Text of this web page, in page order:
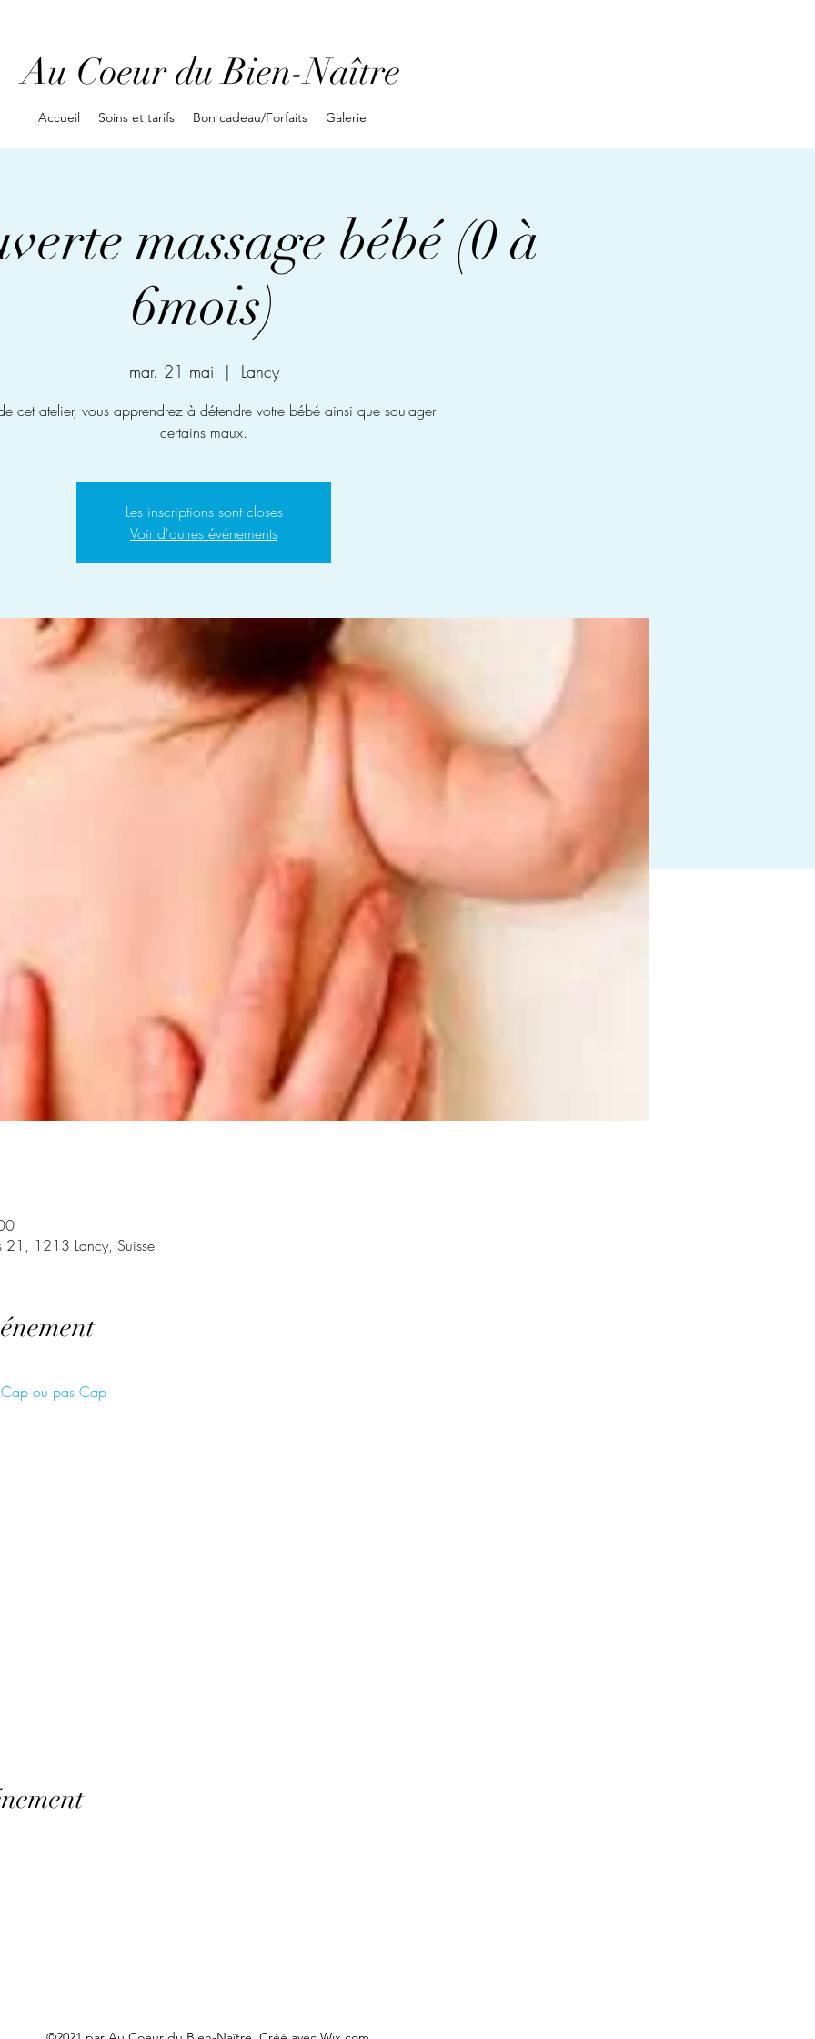
Accueil Soins et tarifs Bon cadeau/Forfaits Galerie
Au Coeur du Bien-Naître
massage bébé (0 à
6mois)
mar. 21 mai
  |
Lancy
cet atelier, vous apprendrez à détendre votre bébé ainsi que soulager
certains maux.
Les inscriptions sont closes
Voir d'autres événements
21, 1213 Lancy, Suisse
Cap ou pas Cap